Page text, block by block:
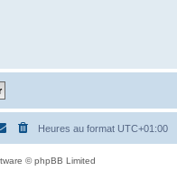
Heures au format UTC+01:00
© phpBB Limited